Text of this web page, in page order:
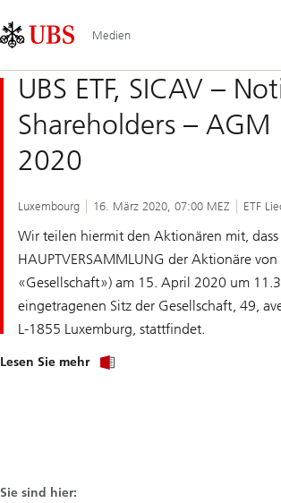
Links
Area
Medien
UBS ETF, SICAV –
Shareholders –
2020
Luxembourg 16. März 2020, 07:00 MEZ ETF
Wir teilen hiermit den Aktionären mit, dass
HAUPTVERSAMMLUNG der Aktionäre von
«Gesellschaft») am 15. April 2020 um
eingetragenen Sitz der Gesellschaft, 49,
L-1855 Luxemburg, stattfindet.
Lesen Sie mehr
Sie sind hier: